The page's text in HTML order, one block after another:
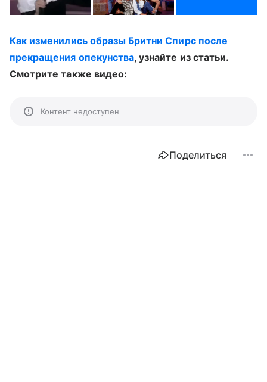
Как изменились образы Бритни Спирс после
прекращения опекунства, узнайте из статьи.
Смотрите также видео:
Контент недоступен
Поделиться